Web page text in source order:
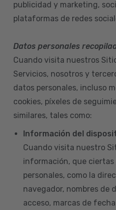
publicidad y marketing,
plataformas de redes
Datos personales
Cuando visita nuestros
Servicios, nosotros y
datos personales, incluso
cookies, píxeles de
similares, tales como:
Información del
Cuando visita nuestro
información, que
personales, como la
navegador, nombres de
acceso, marcas de